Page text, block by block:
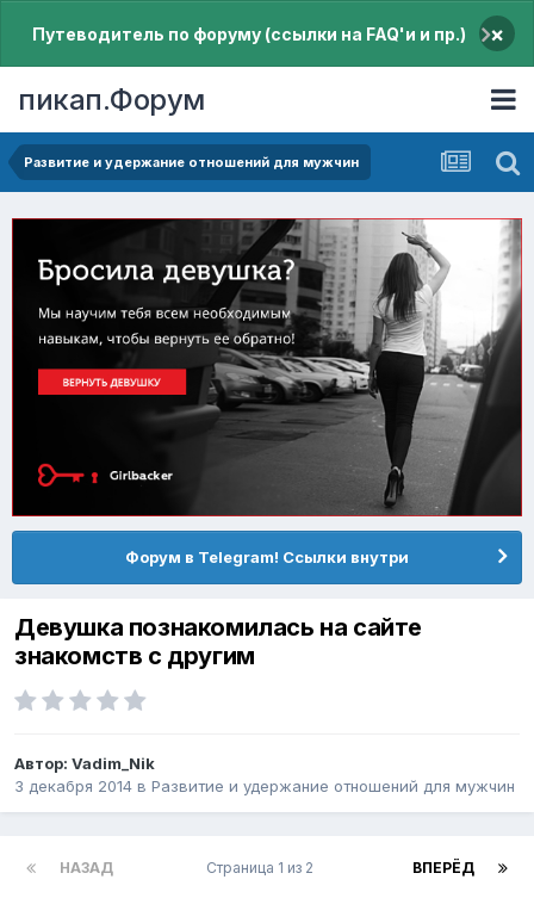
Путеводитель по форуму (ссылки на FAQ'и и пр.) ×
пикап.Форум
Pазвитие и удержание отношений для мужчин
Форум в Telegram! Ссылки внутри
Девушка познакомилась на сайте
знакомств с другим
Автор: Vadim_Nik
3 декабря 2014 в Pазвитие и удержание отношений для мужчин
НАЗАД ВПЕРЁД
Страница 1 из 2